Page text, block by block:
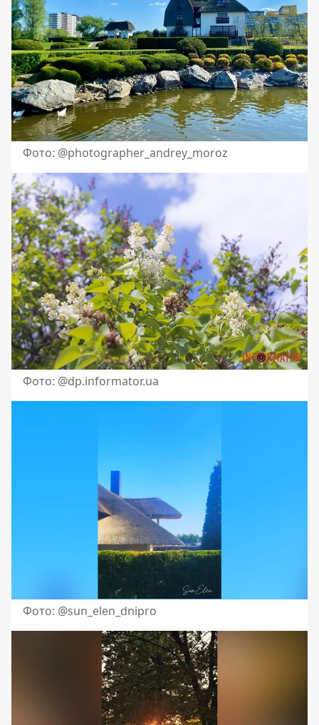
Фото: @photographer_andrey_moroz
Фото: @dp.informator.ua
Фото: @sun_elen_dnipro